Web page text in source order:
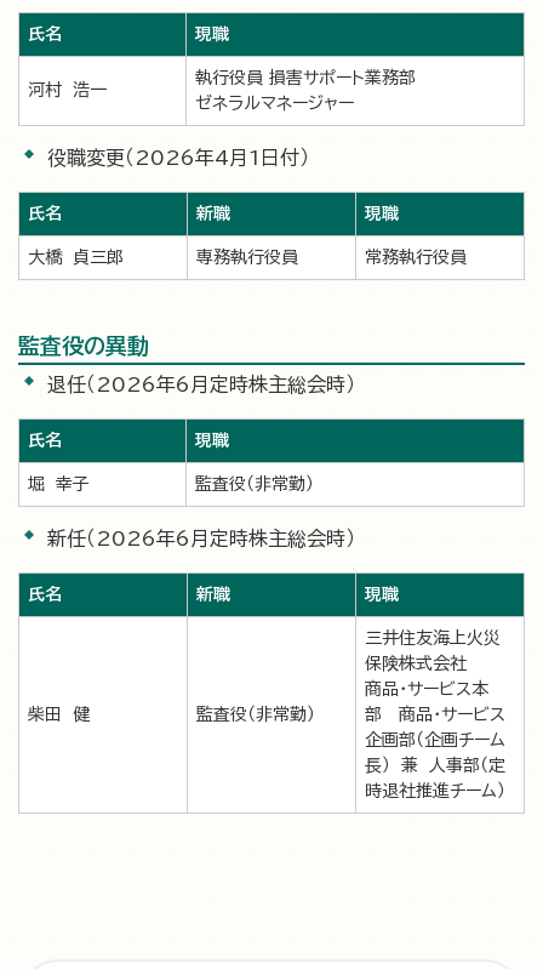
氏名 現職
河村 浩一
執行役員 損害サポート業務部
ゼネラルマネージャー
役職変更（2026年4月1日付）
氏名 新職 現職
大橋 貞三郎 専務執行役員 常務執行役員
監査役の異動
退任（2026年6月定時株主総会時）
氏名 現職
堀 幸子 監査役（非常勤）
新任（2026年6月定時株主総会時）
氏名 新職 現職
柴田 健 監査役（非常勤）
三井住友海上火災
保険株式会社
商品・サービス本
部 商品・サービス
企画部（企画チーム
長） 兼 人事部（定
時退社推進チーム）